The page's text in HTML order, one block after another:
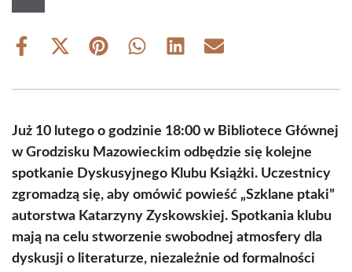
Share
Share
(Twitter)
Share Share Share Share
Już 10 lutego o godzinie 18:00 w Bibliotece Głównej
w Grodzisku Mazowieckim odbędzie się kolejne
spotkanie Dyskusyjnego Klubu Książki. Uczestnicy
zgromadzą się, aby omówić powieść „Szklane ptaki”
autorstwa Katarzyny Zyskowskiej. Spotkania klubu
mają na celu stworzenie swobodnej atmosfery dla
dyskusji o literaturze, niezależnie od formalności